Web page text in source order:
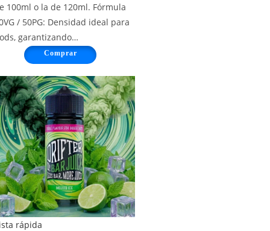
100ml o la de 120ml. Fórmula
/ 50PG: Densidad ideal para
garantizando…
Comprar
rápida